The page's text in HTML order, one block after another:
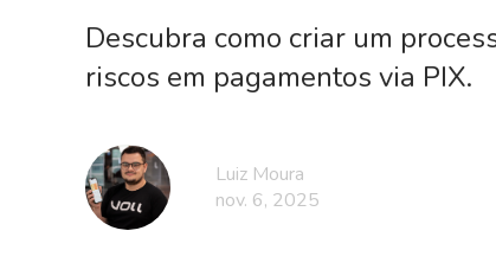
Descubra como criar um
riscos em pagamentos via PIX.
Luiz Moura
nov. 6, 2025